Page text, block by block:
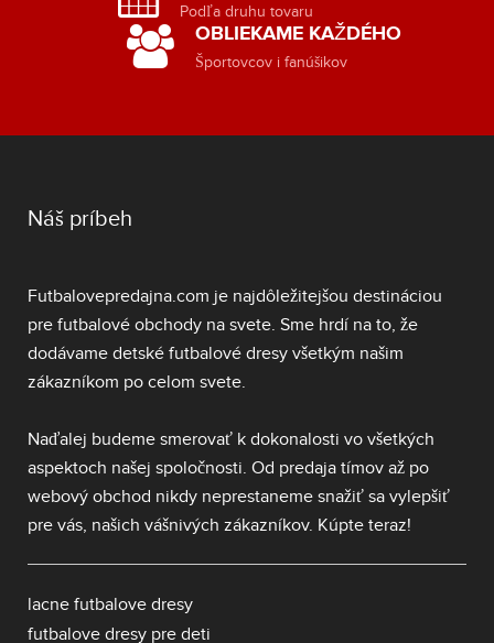
Podľa druhu tovaru
OBLIEKAME KAŽDÉHO
Športovcov i fanúšikov
Náš príbeh
Futbalovepredajna.com je najdôležitejšou destináciou
pre futbalové obchody na svete. Sme hrdí na to, že
dodávame detské futbalové dresy všetkým našim
zákazníkom po celom svete.
Naďalej budeme smerovať k dokonalosti vo všetkých
aspektoch našej spoločnosti. Od predaja tímov až po
webový obchod nikdy neprestaneme snažiť sa vylepšiť
pre vás, našich vášnivých zákazníkov. Kúpte teraz!
lacne futbalove dresy
futbalove dresy pre deti